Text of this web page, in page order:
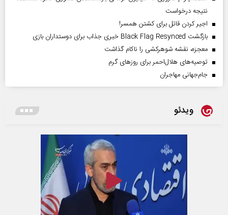
نتیجه درخواست
اجیر کردن قاتل برای کشتن همسر!
بازگشت Black Flag Resynced خبری جذاب برای دوستداران بازی
معجزه، نقشه شوهرکشی را ناکام گذاشت
توصیه‌های هلال‌احمر برای روز‌های گرم
جام‌جهانی مهاجران
ویدئو